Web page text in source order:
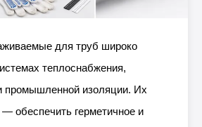
для труб широко
теплоснабжения,
промышленной изоляции. Их
обеспечить герметичное и